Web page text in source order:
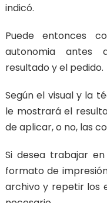
indicó.
Puede entonces
autonomia antes
resultado y el pedido.
Según el visual y la
le mostrará el
de aplicar, o no, las
Si desea trabajar
formato de
archivo y repetir los